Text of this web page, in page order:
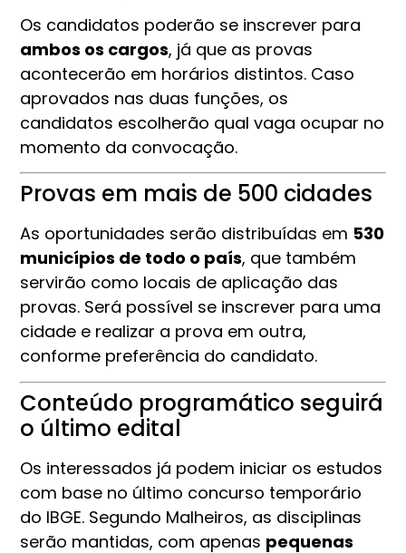
Os candidatos poderão se inscrever para
ambos os cargos, já que as provas
acontecerão em horários distintos. Caso
aprovados nas duas funções, os
candidatos escolherão qual vaga ocupar no
momento da convocação.
Provas em mais de 500 cidades
As oportunidades serão distribuídas em 530
municípios de todo o país, que também
servirão como locais de aplicação das
provas. Será possível se inscrever para uma
cidade e realizar a prova em outra,
conforme preferência do candidato.
Conteúdo programático seguirá
o último edital
Os interessados já podem iniciar os estudos
com base no último concurso temporário
do IBGE. Segundo Malheiros, as disciplinas
serão mantidas, com apenas pequenas